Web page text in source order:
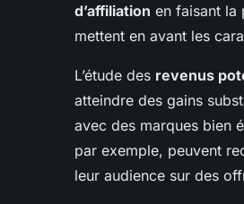
d’affiliation en faisant la
mettent en avant les
L’étude des revenus
atteindre des gains
avec des marques bien
par exemple, peuvent
leur audience sur des